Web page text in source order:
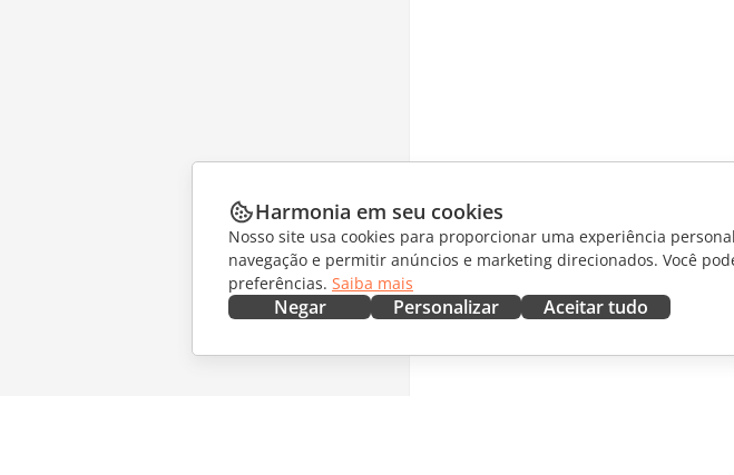
Harmonia em seu cookies
Nosso site usa cookies para proporcionar uma experiência
navegação e permitir anúncios e marketing direcionados. Você
preferências. Saiba mais
Negar Personalizar Aceitar tudo